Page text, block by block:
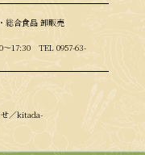
総合食品 卸販売
〜17:30 TEL 0957-63-
／kitada-